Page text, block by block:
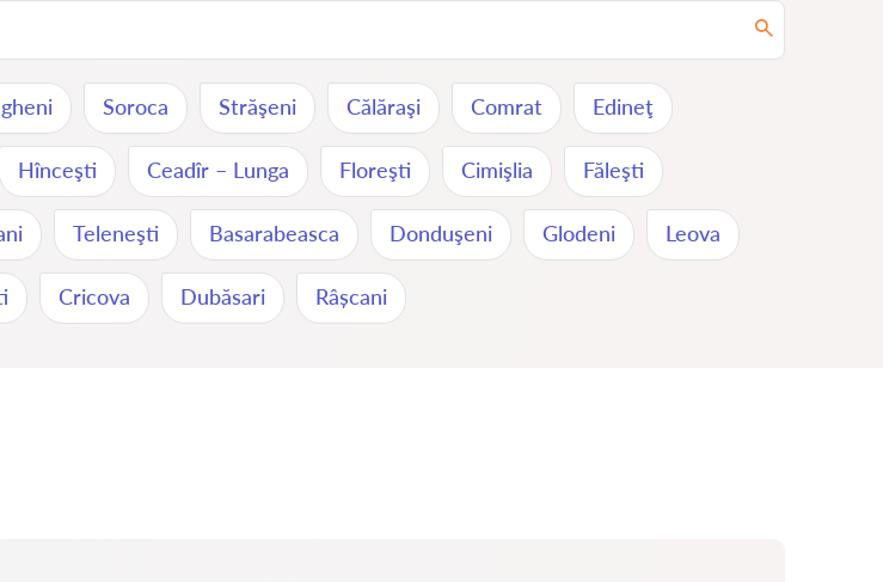
Soroca Străşeni Călăraşi Comrat Edineţ
Hînceşti Ceadîr – Lunga Floreşti Cimişlia Făleşti
Teleneşti Basarabeasca Donduşeni Glodeni Leova
Cricova Dubăsari Râșcani